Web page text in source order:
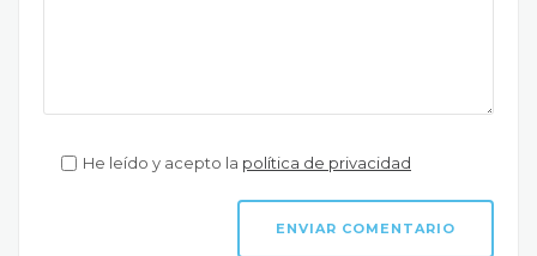
He leído y acepto la política de privacidad